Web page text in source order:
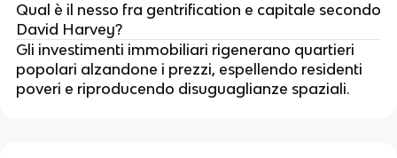
Qual è il nesso fra gentrification e capitale secondo
David Harvey?
Gli investimenti immobiliari rigenerano quartieri
popolari alzandone i prezzi, espellendo residenti
poveri e riproducendo disuguaglianze spaziali.